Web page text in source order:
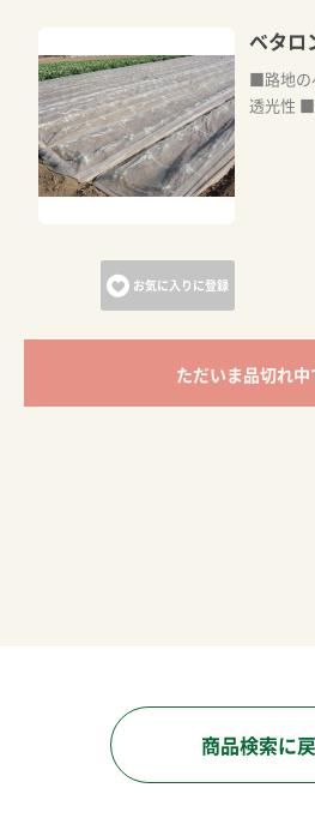
お気に入りに登録
ベタロ
■路地の
透光性
ただいま品切れ中
商品検索に